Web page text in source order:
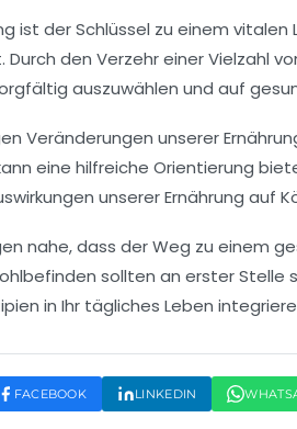
ist der Schlüssel zu einem
den Verzehr einer Vielzahl
auszuwählen und auf
Veränderungen unserer
eine hilfreiche Orientierung
unserer Ernährung auf
nahe, dass der Weg zu einem
sollten an erster Stelle
in Ihr tägliches Leben
FACEBOOK LINKEDIN